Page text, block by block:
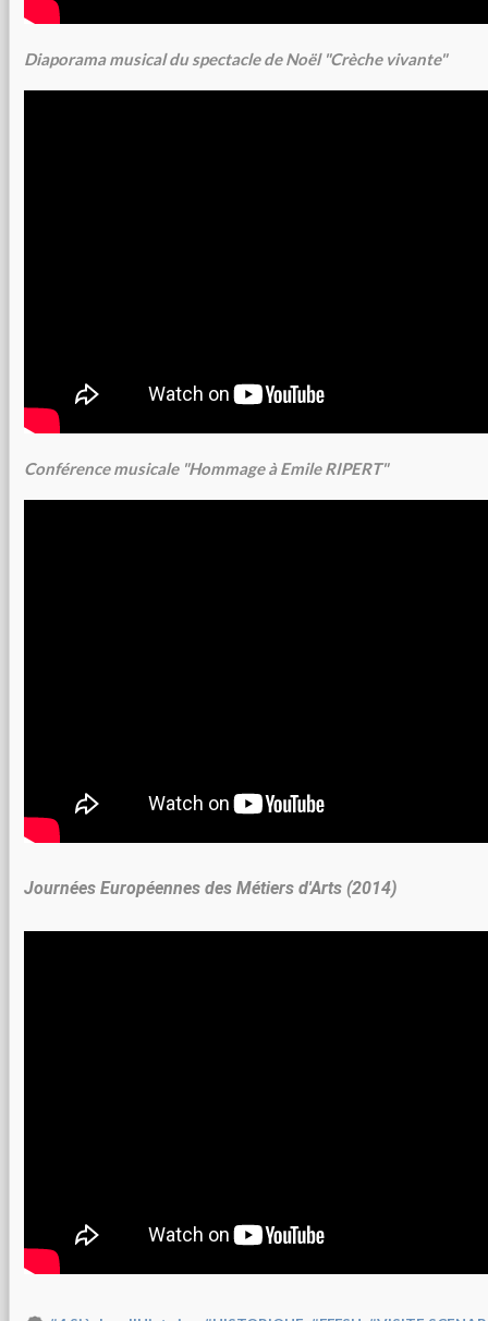
Diaporama musical du spectacle de Noël "Crèche vivante"
Conférence musicale "Hommage à Emile RIPERT"
Journées Européennes des Métiers d'Arts (2014)